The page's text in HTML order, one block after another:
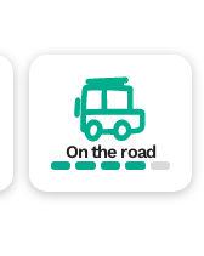
On the road